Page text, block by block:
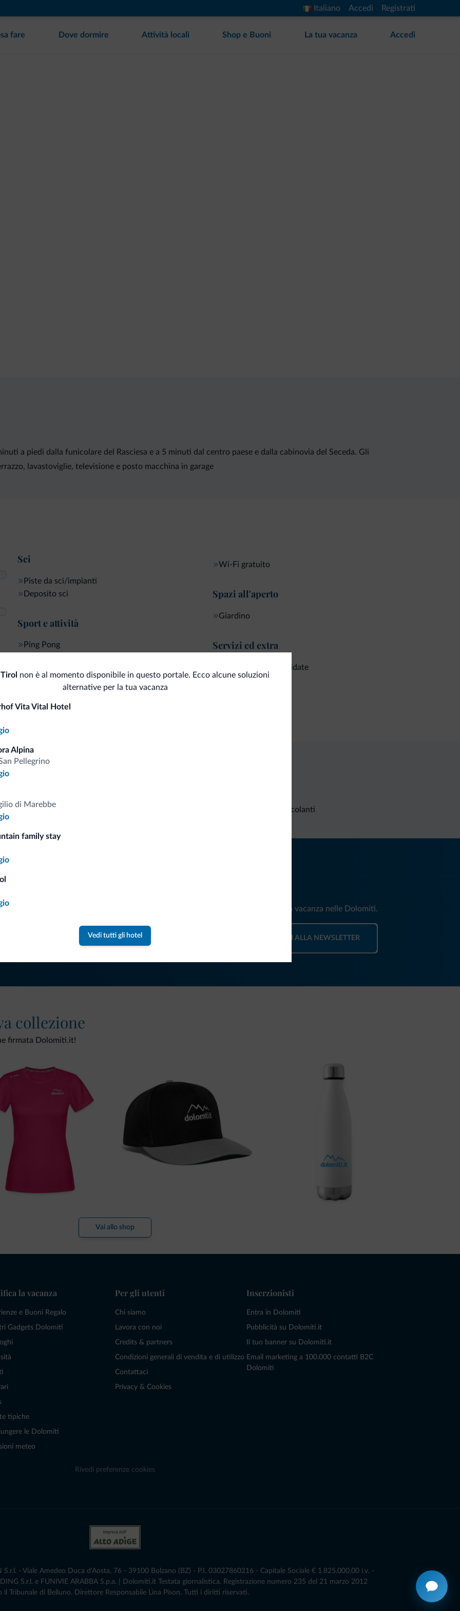
Italiano Accedi Registrati
fare Dove dormire Attività locali Shop e Buoni La tua vacanza Accedi
a piedi dalla funicolare del Rasciesa e a 5 minuti dal centro paese e dalla cabinovia del Seceda. Gli
lavastoviglie, televisione e posto macchina in garage
Sci
Piste da sci/impianti
Deposito sci
Sport e attività
Ping Pong
Servizi generali
Wi-Fi gratuito
Spazi all'aperto
Giardino
Servizi ed extra
Banco escursioni guidate
non è al momento disponibile in questo portale. Ecco alcune soluzioni
alternative per la tua vacanza
Vita Vital Hotel
Alpina
Pellegrino
di Marebbe
family stay
Vedi tutti gli hotel
Tariffe vantaggiose Richieste non vincolanti
Riceverai informazioni, offerte esclusive e news per la tua vacanza nelle Dolomiti.
ISCRIVITI ALLA NEWSLETTER
collezione
firmata Dolomiti.it!
Vai allo shop
la vacanza
e Buoni Regalo
Gadgets Dolomiti
tipiche
le Dolomiti
meteo
Per gli utenti
Chi siamo
Lavora con noi
Credits & partners
Condizioni generali di vendita e di utilizzo
Contattaci
Privacy & Cookies
Inserzionisti
Entra in Dolomiti
Pubblicità su Dolomiti.it
Il tuo banner su Dolomiti.it
Email marketing a 100.000 contatti B2C
Dolomiti
Rivedi preferenze cookies
- Viale Amedeo Duca d'Aosta, 76 - 39100 Bolzano (BZ) - P.I. 03027860216 - Capitale Sociale € 1.825.000,00 i.v. -
S.r.l. e FUNIVIE ARABBA S.p.a. | Dolomiti.it Testata giornalistica. Registrazione numero 235 del 21 marzo 2012
il Tribunale di Belluno.­ Direttore Responsabile Lina Pison. Tutti i diritti riservati.